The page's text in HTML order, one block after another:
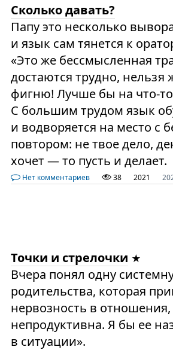
Сколько давать?
Папу это несколько
и язык сам тянется к
«Это же бессмысленная
достаются трудно, нельзя
фигню! Лучше бы на что-то
С большим трудом язык
и водворяется на место с
повтором: не твое дело,
хочет — то пусть и делает.
Нет комментариев 38 2021
Точки и стрелочки
Вчера понял одну
родительства, которая
нервозность в
непродуктивна. Я бы ее
в ситуации».